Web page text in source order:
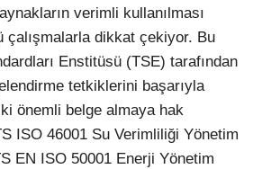
verimli kullanılması
çalışmalarla dikkat çekiyor. Bu
Enstitüsü (TSE) tarafından
tetkiklerini başarıyla
önemli belge almaya hak
ISO 46001 Su Verimliliği Yönetim
EN ISO 50001 Enerji Yönetim